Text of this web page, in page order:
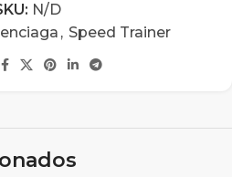
N/D
, Speed Trainer